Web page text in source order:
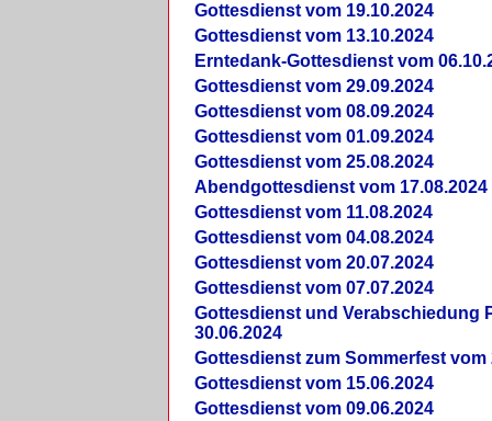
Gottesdienst vom 19.10.2024
Gottesdienst vom 13.10.2024
Erntedank-Gottesdienst vom
Gottesdienst vom 29.09.2024
Gottesdienst vom 08.09.2024
Gottesdienst vom 01.09.2024
Gottesdienst vom 25.08.2024
Abendgottesdienst vom 17.08.2024
Gottesdienst vom 11.08.2024
Gottesdienst vom 04.08.2024
Gottesdienst vom 20.07.2024
Gottesdienst vom 07.07.2024
Gottesdienst und Verabschiedung
30.06.2024
Gottesdienst zum Sommerfest vom
Gottesdienst vom 15.06.2024
Gottesdienst vom 09.06.2024